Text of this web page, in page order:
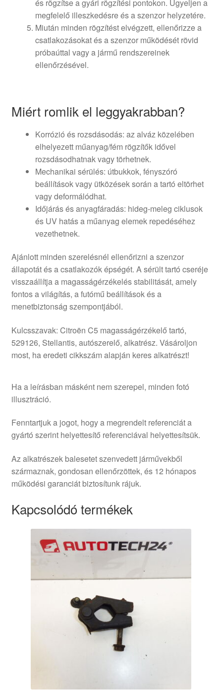
és rögzítse a gyári rögzítési pontokon. Ügyeljen a
megfelelő illeszkedésre és a szenzor helyzetére.
Miután minden rögzítést elvégzett, ellenőrizze a
csatlakozásokat és a szenzor működését rövid
próbaúttal vagy a jármű rendszereinek
ellenőrzésével.
Miért romlik el leggyakrabban?
Korrózió és rozsdásodás: az alváz közelében
elhelyezett műanyag/fém rögzítők idővel
rozsdásodhatnak vagy törhetnek.
Mechanikai sérülés: útbukkok, fényszóró
beállítások vagy ütközések során a tartó eltörhet
vagy deformálódhat.
Időjárás és anyagfáradás: hideg-meleg ciklusok
és UV hatás a műanyag elemek repedéséhez
vezethetnek.
Ajánlott minden szerelésnél ellenőrizni a szenzor
állapotát és a csatlakozók épségét. A sérült tartó cseréje
visszaállítja a magasságérzékelés stabilitását, amely
fontos a világítás, a futómű beállítások és a
menetbiztonság szempontjából.
Kulcsszavak: Citroën C5 magasságérzékelő tartó,
529126, Stellantis, autószerelő, alkatrész. Vásároljon
most, ha eredeti cikkszám alapján keres alkatrészt!
Ha a leírásban másként nem szerepel, minden fotó
illusztráció.
Fenntartjuk a jogot, hogy a megrendelt referenciát a
gyártó szerint helyettesítő referenciával helyettesítsük.
Az alkatrészek balesetet szenvedett járművekből
származnak, gondosan ellenőrzöttek, és 12 hónapos
működési garanciát biztosítunk rájuk.
Kapcsolódó termékek